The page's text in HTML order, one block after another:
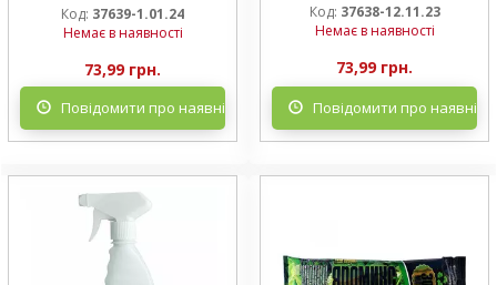
Код: 37639-1.01.24
Немає в наявності
73,99 грн.
Повідомити про наявність
Код: 37638-12.11.23
Немає в наявності
73,99 грн.
Повідомити про